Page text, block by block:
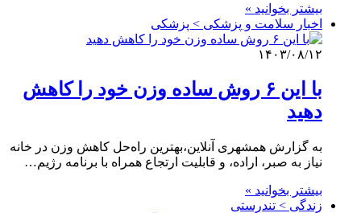
بیشتر بخوانید »
اخبار سلامت و پزشکی > پزشکی
۱۴۰۳/۰۸/۱۲
با این ۶ روش ساده وزن خود را کاهش
دهید
به گزارش همشهری آنلاین،بهترین راه‌حل کاهش وزن در خانه
نیاز به صبر، اراده، و قابلیت ارتجاع همراه با برنامه رژیم…
بیشتر بخوانید »
زندگی > تندرستی